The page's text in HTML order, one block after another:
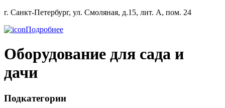
г. Санкт-Петербург, ул. Смоляная, д.15, лит. А, пом. 24
Подробнее
Оборудование для сада и
дачи
Подкатегории